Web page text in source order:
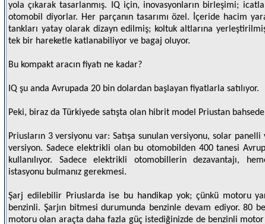
yola çıkarak tasarlanmış. IQ için, inovasyonların birleşimi;
otomobil diyorlar. Her parçanın tasarımı özel. İçeride hacim
tankları yatay olarak dizayn edilmiş; koltuk altlarına
tek bir hareketle katlanabiliyor ve bagaj oluyor.
Bu kompakt aracın fiyatı ne kadar?
IQ şu anda Avrupada 20 bin dolardan başlayan fiyatlarla satılıyor.
Peki, biraz da Türkiyede satışta olan hibrit model Priustan
Priusların 3 versiyonu var: Satışa sunulan versiyonu, solar
versiyon. Sadece elektrikli olan bu otomobilden 400 tanesi
kullanılıyor. Sadece elektrikli otomobillerin dezavantajı,
istasyonu bulmanız gerekmesi.
Şarj edilebilir Priuslarda ise bu handikap yok; çünkü motoru
benzinli. Şarjın bitmesi durumunda benzinle devam ediyor. 80
motoru olan araçta daha fazla güç istediğinizde de benzinli